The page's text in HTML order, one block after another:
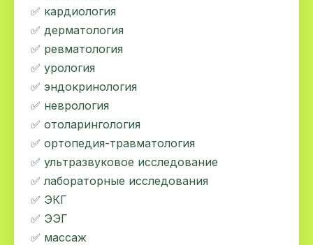
✅ кардиология
✅ дерматология
✅ ревматология
✅ урология
✅ эндокринология
✅ неврология
✅ отоларингология
✅ ортопедия-травматология
✅ ультразвуковое исследование
✅ лабораторные исследования
✅ ЭКГ
✅ ЭЭГ
✅ массаж